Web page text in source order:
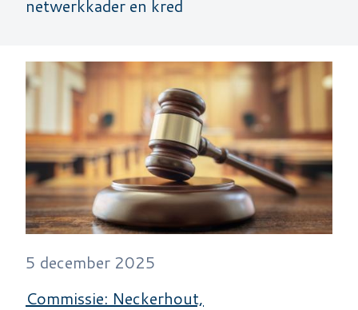
netwerkkader en kred
5 december 2025
Commissie: Neckerhout,